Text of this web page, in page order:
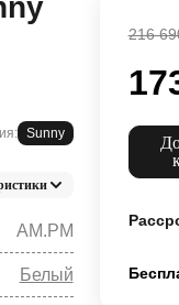
Sunny
AM.PM
Белый
216